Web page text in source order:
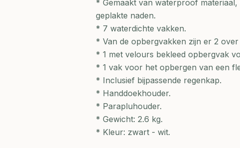
* Gemaakt van waterproof
geplakte naden.
* 7 waterdichte vakken.
* Van de opbergvakken zijn er 2
* 1 met velours bekleed opbergvak
* 1 vak voor het opbergen van een
* Inclusief bijpassende regenkap.
* Handdoekhouder.
* Parapluhouder.
* Gewicht: 2.6 kg.
* Kleur: zwart - wit.